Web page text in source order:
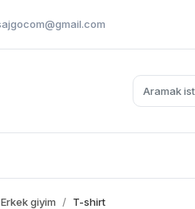
Erkek giyim T-shirt